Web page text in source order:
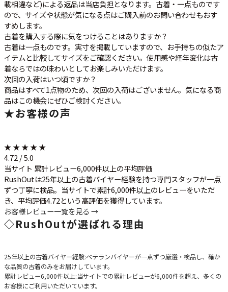
載相違など)による返品は当店負担となります。古着・一点ものです
ので、サイズや状態が気になる点はご購入前のお問い合わせもおす
すめします。
古着を購入する際に気をつけることはありますか？
古着は一点ものです。実寸を掲載していますので、お手持ちの似たア
イテムと比較してサイズをご確認ください。使用感や経年変化は古
着ならではの味わいとしてお楽しみいただけます。
次回の入荷はいつ頃ですか？
商品はすべて1点物のため、次回の入荷はございません。気になる商
品はこの機会にぜひご検討ください。
★お客様の声
★ ★ ★ ★ ★
4.72 / 5.0
当サイト 累計レビュー6,000件以上の平均評価
RushOutは25年以上の古着バイヤー経験を持つ専門スタッフが一点
ずつ丁寧に検品。当サイトで累計6,000件以上のレビューをいただ
き、平均評価4.72という高評価を獲得しています。
お客様レビュー一覧を見る →
◇RushOutが選ばれる理由
25年以上の古着バイヤー経験:ベテランバイヤーが一点ずつ厳選・検品し、確か
な品質の古着のみをお届けしています。
累計レビュー6,000件以上:当サイトでの累計レビューが6,000件を超え、多くの
お客様にご利用いただいています。